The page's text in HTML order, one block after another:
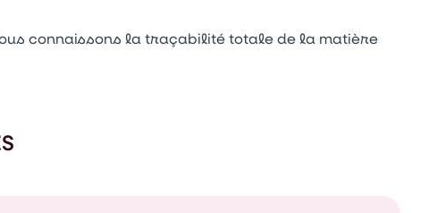
connaissons la traçabilité totale de la matière